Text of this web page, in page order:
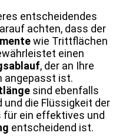
entscheidendes
achten, dass der
wie Trittflächen
einen
, der an Ihre
angepasst ist.
sind ebenfalls
die Flüssigkeit der
für ein effektives und
entscheidend ist.